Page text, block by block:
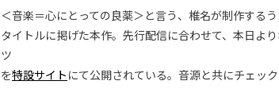
＜音楽＝心にとっての良薬＞と言う、椎名が制作する
タイトルに掲げた本作。先行配信に合わせて、本日よ
ツ
を特設サイト にて公開されている。音源と共にチェック